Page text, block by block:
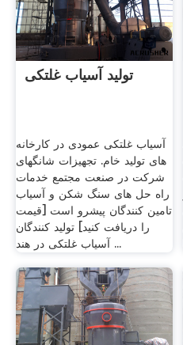
تولید آسیاب غلتکی
آسیاب غلتکی عمودی در کارخانه
های تولید خام. تجهیزات شانگهای
شرکت در صنعت مجتمع خدمات
راه حل های سنگ شکن و آسیاب
تامین کنندگان پیشرو است [قیمت
را دریافت کنید] تولید کنندگان
آسیاب غلتکی در هند ...